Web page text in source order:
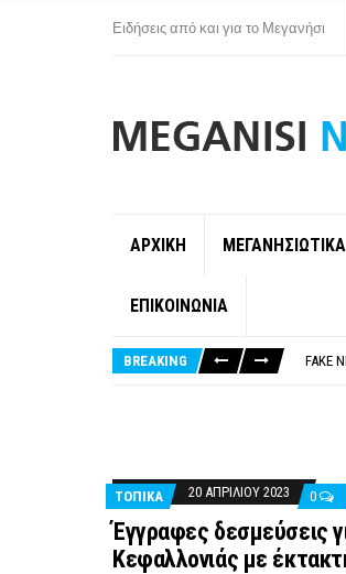
Ειδήσεις από και για το Μεγανήσι
ΑΡΧΙΚΗ ΜΕΓΑΝΗΣΙΩΤΙΚΑ
ΕΠΙΚΟΙΝΩΝΙΑ
BREAKING
FAKE
ΤΟΠΙΚΑ 20 ΑΠΡΙΛΊΟΥ 2023 0
Έγγραφες δεσμεύσεις
Κεφαλλονιάς με